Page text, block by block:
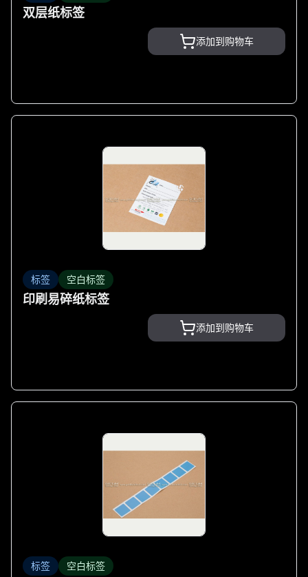
双层纸标签
添加到购物车
标签 空白标签
印刷易碎纸标签
添加到购物车
标签 空白标签